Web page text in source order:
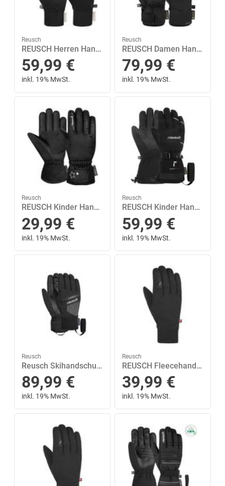
Reusch
REUSCH Herren Handschuhe Vesper WINDSTOPPER® TOUCH-TEC™ 8 in Schwarz
59,99 €
inkl. 19% MwSt.
Reusch
REUSCH Damen Handschuhe Reusch Amira GORE-TEX Mitten 7,5 in Schwarz
79,99 €
inkl. 19% MwSt.
Reusch
REUSCH Kinder Handschuhe Reusch Alice R-TEX® XT Junior 5,5 in Schwarz
29,99 €
inkl. 19% MwSt.
Reusch
REUSCH Kinder Handschuhe Reusch Maxim GORE-TEX Junior 5 in Weiß
59,99 €
inkl. 19% MwSt.
Reusch
Reusch Skihandschuhe »Theo R-TEX® XT« mit wasserdichter Funktionsmembrane
89,99 €
inkl. 19% MwSt.
Reusch
REUSCH Fleecehandschuhe Walk TOUCH-TEC™
39,99 €
inkl. 19% MwSt.